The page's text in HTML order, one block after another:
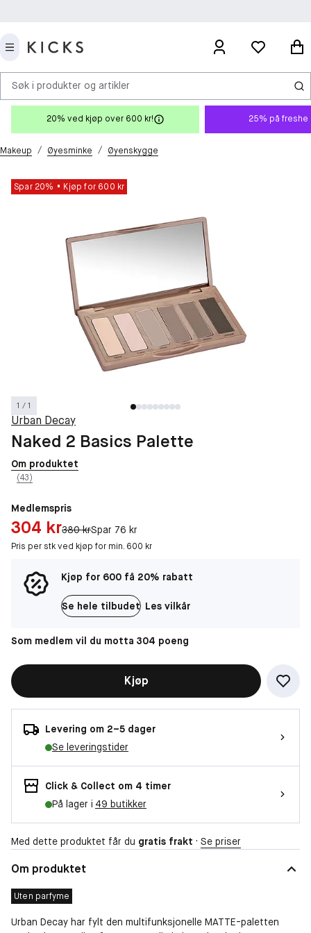
Søk i produkter og artikler
20% ved kjøp over 600 kr! 25% på freshe
Makeup / Øyesminke / Øyenskygge
Spar 20% Kjøp for 600 kr
1 / 1
Urban Decay
Naked 2 Basics Palette
Om produktet
(43)
Medlemspris
Pris: 304 kr
304 krOriginal pris:
380 krSpar 76 kr
Pris per stk ved kjøp for min. 600 kr
Kjøp for 600 få 20% rabatt
Se hele tilbudet Les vilkår
Som medlem vil du motta 304 poeng
Kjøp
Levering om 2–5 dager
Se leveringstider
Click & Collect om 4 timer
På lager i 49 butikker
Med dette produktet får du gratis frakt · Se priser
Om produktet
Uten parfyme
Urban Decay har fylt den multifunksjonelle MATTE-paletten